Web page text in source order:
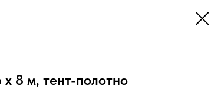
8 м, тент-полотно